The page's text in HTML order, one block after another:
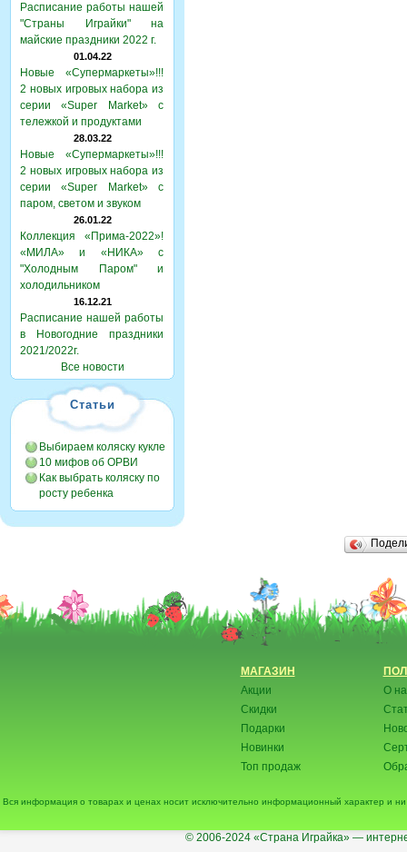
Расписание работы нашей
"Страны Играйки" на
майские праздники 2022 г.
01.04.22
Новые «Супермаркеты»!!!
2 новых игровых набора из
серии «Super Market» с
тележкой и продуктами
28.03.22
Новые «Супермаркеты»!!!
2 новых игровых набора из
серии «Super Market» с
паром, светом и звуком
26.01.22
Коллекция «Прима-2022»!
«МИЛА» и «НИКА» с
"Холодным Паром" и
холодильником
16.12.21
Расписание нашей работы
в Новогодние праздники
2021/2022г.
Все новости
Статьи
Выбираем коляску кукле
10 мифов об ОРВИ
Как выбрать коляску по
росту ребенка
МАГАЗИН
Акции
Скидки
Подарки
Новинки
Топ продаж
О
Вся информация о товарах и ценах носит исключительно информационный характер и
© 2006-2024«Страна Играйка» —